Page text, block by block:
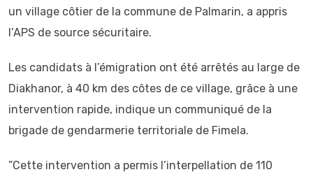
un village côtier de la commune de Palmarin, a appris
l’APS de source sécuritaire.
Les candidats à l’émigration ont été arrêtés au large de
Diakhanor, à 40 km des côtes de ce village, grâce à une
intervention rapide, indique un communiqué de la
brigade de gendarmerie territoriale de Fimela.
”Cette intervention a permis l’interpellation de 110